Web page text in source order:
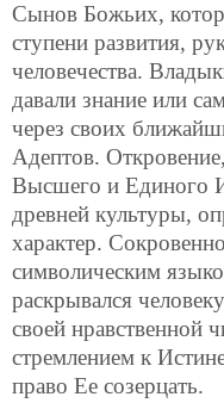
Сынов Божьих,
ступени развития,
человечества.
давали знание или
через своих
Адептов.
Высшего и Единого
древней культуры,
характер.
символическим
раскрывался
своей нравственной
стремлением к
право Ее созерцать.